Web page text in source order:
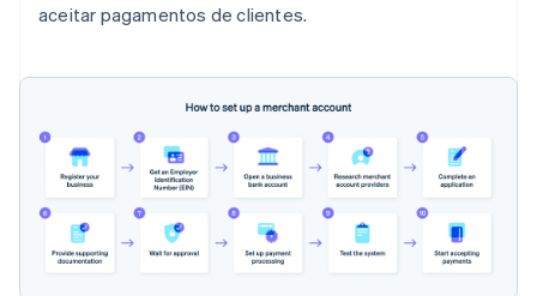
aceitar pagamentos de clientes.